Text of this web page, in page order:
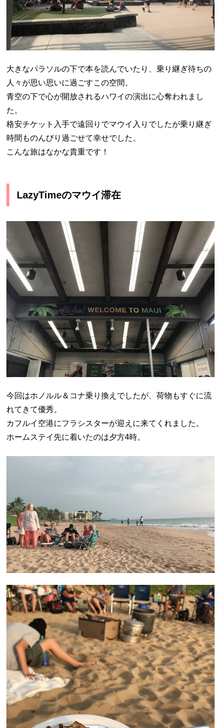
大きなパラソルの下で本を読んでいたり、乗り継ぎ待ちの
人々が思い思いに過ごすこの空間。
青空の下で心が開放されるハワイの演出に心奪われまし
た。
格安チケット入手で遠回りでマウイ入りでしたが乗り継ぎ
時間ものんびり過ごせて幸せでした。
こんな旅はなかな貴重です！
LazyTimeのマウイ滞在
今回はホノルル＆コナ乗り換えでしたが、荷物もすぐに流
れてきて優秀。
カフルイ空港にフラシスターが迎えに来てくれました。
ホームステイ先に着いたのは夕方4時。